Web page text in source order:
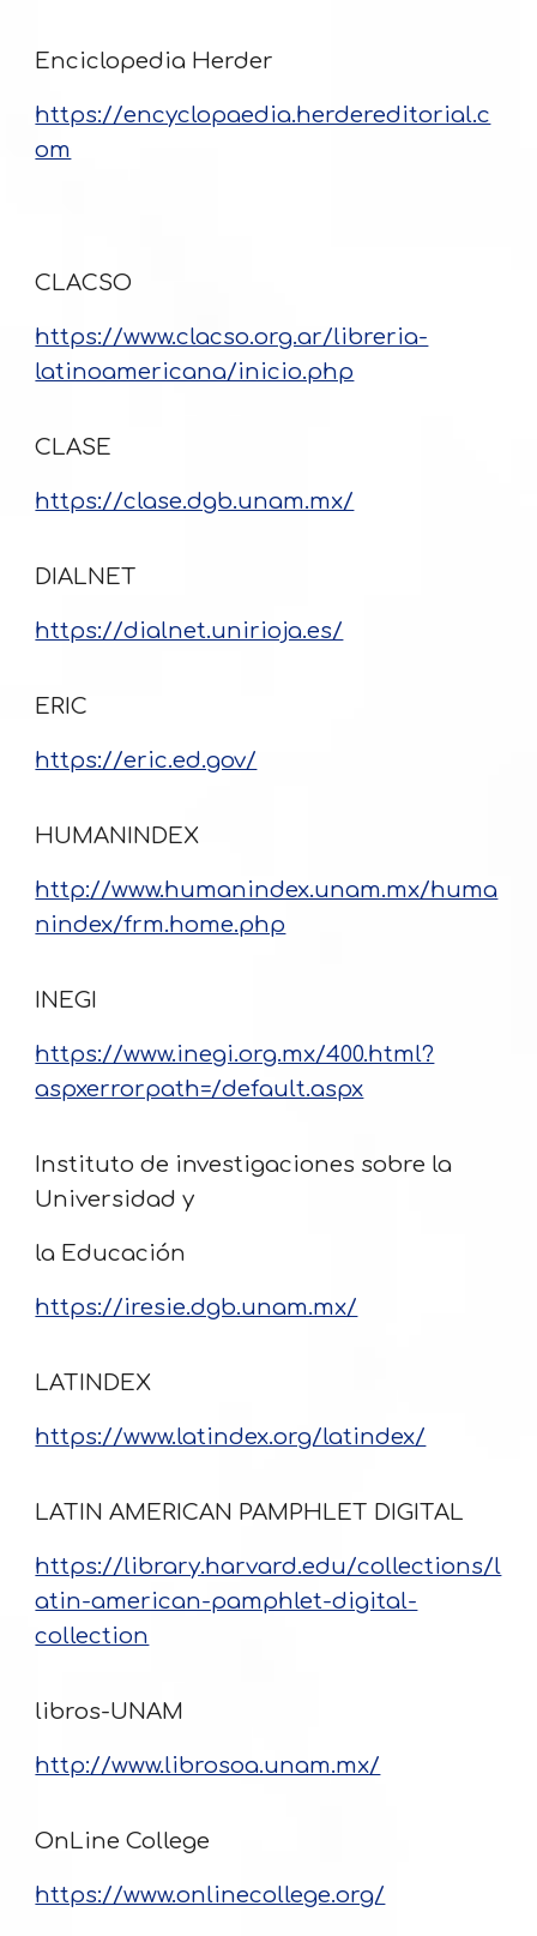
Enciclopedia Herder
https://encyclopaedia.herdereditorial.c
om
CLACSO
https://www.clacso.org.ar/libreria-
latinoamericana/inicio.php
CLASE
https://clase.dgb.unam.mx/
DIALNET
https://dialnet.unirioja.es/
ERIC
https://eric.ed.gov/
HUMANINDEX
http://www.humanindex.unam.mx/huma
nindex/frm.home.php
INEGI
https://www.inegi.org.mx/400.html?
aspxerrorpath=/default.aspx
Instituto de investigaciones sobre la
Universidad y
la Educación
https://iresie.dgb.unam.mx/
LATINDEX
https://www.latindex.org/latindex/
LATIN AMERICAN PAMPHLET DIGITAL
https://library.harvard.edu/collections/l
atin-american-pamphlet-digital-
collection
libros-UNAM
http://www.librosoa.unam.mx/
OnLine College
https://www.onlinecollege.org/